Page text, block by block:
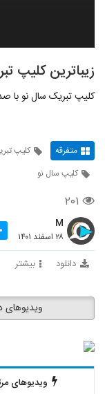
زیباترین کلیپ
کلیپ تبریک سال نو با
متفرقه کلیپ
کلیپ سال نو
۲۰۱
M
۲۸ اسفند ۱۴۰۱
دانلود بیشتر
ویدیوهای
ویدیوهای